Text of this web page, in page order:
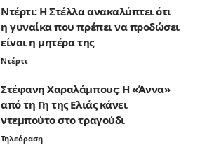
Ντέρτι: Η Στέλλα ανακαλύπτει ότι
η γυναίκα που πρέπει να προδώσει
είναι η μητέρα της
Ντέρτι
Στέφανη Χαραλάμπους: Η «Άννα»
από τη Γη της Ελιάς κάνει
ντεμπούτο στο τραγούδι
Τηλεόραση